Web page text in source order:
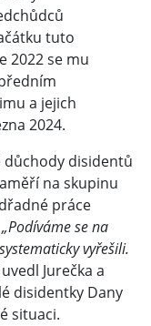
tuto
2022 se mu
a jejich
2024.
důchody disidentů
na skupinu
práce
„Podíváme se na
vyřešili.
Jurečka a
disidentky Dany
situaci.